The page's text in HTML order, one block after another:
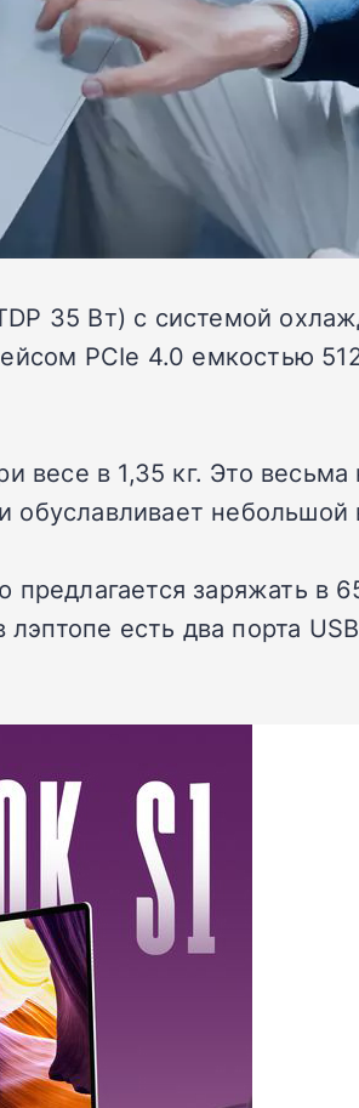
35 Вт) с системой
PCIe 4.0 емкостью
в 1,35 кг. Это
обуславливает небольшой
заряжать в
есть два порта